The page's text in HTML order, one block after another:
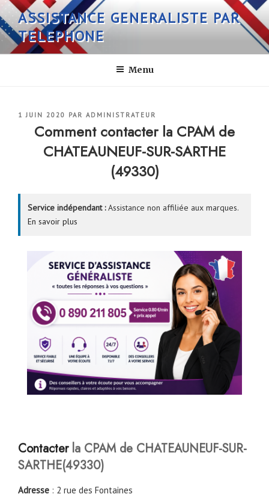
Aller
au
contenu
principal
ASSISTANCE GENERALISTE PAR
TELEPHONE
Menu
PUBLIÉ
1 JUIN 2020 PAR ADMINISTRATEUR
Comment contacter la CPAM de
CHATEAUNEUF-SUR-SARTHE
(49330)
Service indépendant :Assistance non affiliée aux marques.
En savoir plus
Contacterla CPAM de CHATEAUNEUF-SUR-
SARTHE(49330)
Adresse : 2 rue des Fontaines